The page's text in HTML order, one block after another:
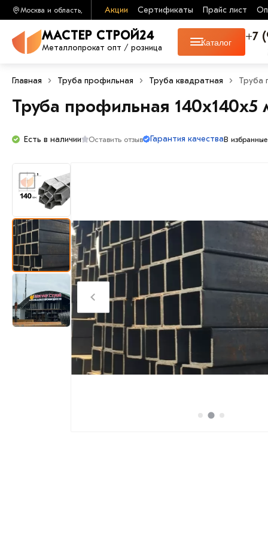
Москва и область, Акции Сертификаты Прайс лист
МАСТЕР СТРОЙ24
Металлопрокат опт / розница Каталог +7
Главная Труба профильная Труба квадратная Труба
Труба профильная 140х140х5
Есть в наличии Оставить отзыв Гарантия качестваВ избранные